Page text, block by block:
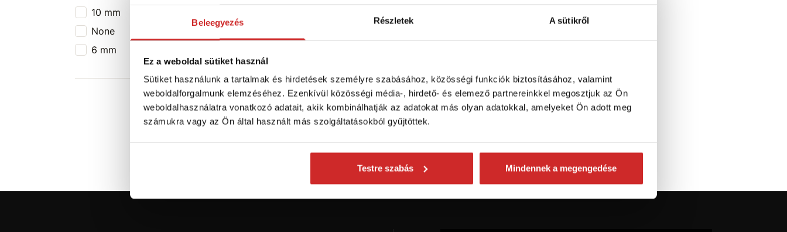
Beleegyezés Részletek A sütikről
Ez a weboldal sütiket használ
Sütiket használunk a tartalmak és hirdetések személyre szabásához, közösségi funkciók biztosításához, valamint
weboldalforgalmunk elemzéséhez. Ezenkívül közösségi média-, hirdető- és elemező partnereinkkel megosztjuk az Ön
weboldalhasználatra vonatkozó adatait, akik kombinálhatják az adatokat más olyan adatokkal, amelyeket Ön adott meg
számukra vagy az Ön által használt más szolgáltatásokból gyűjtöttek.
Testre szabás Mindennek a megengedése
10 mm
None
6 mm
Teherbírás (T): 8 T
Méret (mm): 16 mm
Felületkezelés: piros lakk
Raktáron 327 m